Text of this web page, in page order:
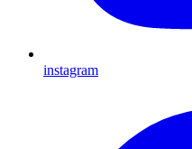
instagram